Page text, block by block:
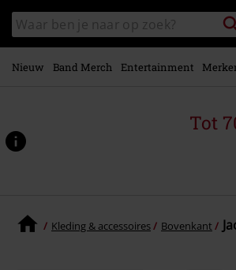
naar
hoofdinhoud
Zoek
in
catalogus
Nieuw Band Merch Entertainment
Tot
Kleding & accessoires Bovenkant